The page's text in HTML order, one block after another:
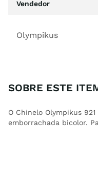
Vendedor
Olympikus
SOBRE ESTE
O Chinelo Olympikus
emborrachada bicolor.